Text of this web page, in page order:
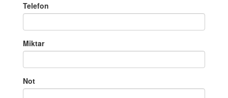
Telefon
Miktar
Not